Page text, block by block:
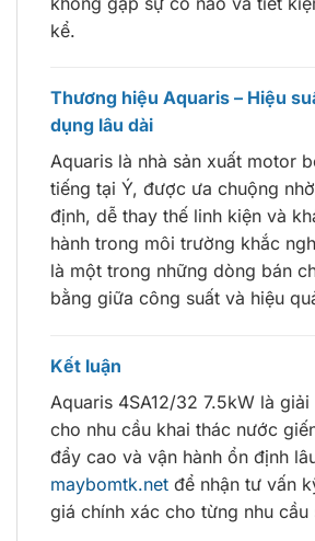
kể.
Thương hiệu Aquaris – Hiệu
dụng lâu dài
Aquaris là nhà sản xuất motor
tiếng tại Ý, được ưa chuộng
định, dễ thay thế linh kiện và
hành trong môi trường khắc
là một trong những dòng bán
bằng giữa công suất và hiệu
Kết luận
Aquaris 4SA12/32 7.5kW là
cho nhu cầu khai thác nước
đẩy cao và vận hành ổn định
maybomtk.net để nhận tư vấn
giá chính xác cho từng nhu cầu